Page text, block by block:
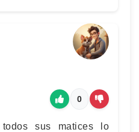
0
sus matices lo